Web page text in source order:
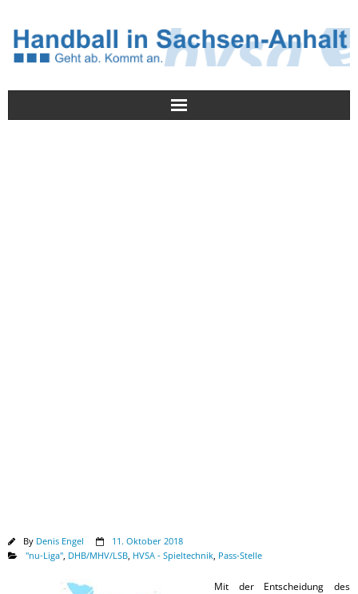
By Denis Engel
11. Oktober 2018
"nu-Liga" DHB/MHV/LSB HVSA - Spieltechnik Pass-Stelle
Mit der Entscheidung des